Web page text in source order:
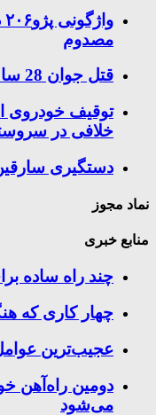
مصدوم
قتل جوان 28 ساله توسط قاتل 15 ساله در کازرون
خلافی در
دستگیری
نماد مجوز
منابع خبری
چند راه‌ ساده
چهار کاری که
عجیب‌ترین
دومین راه‌آهن
می‌شود